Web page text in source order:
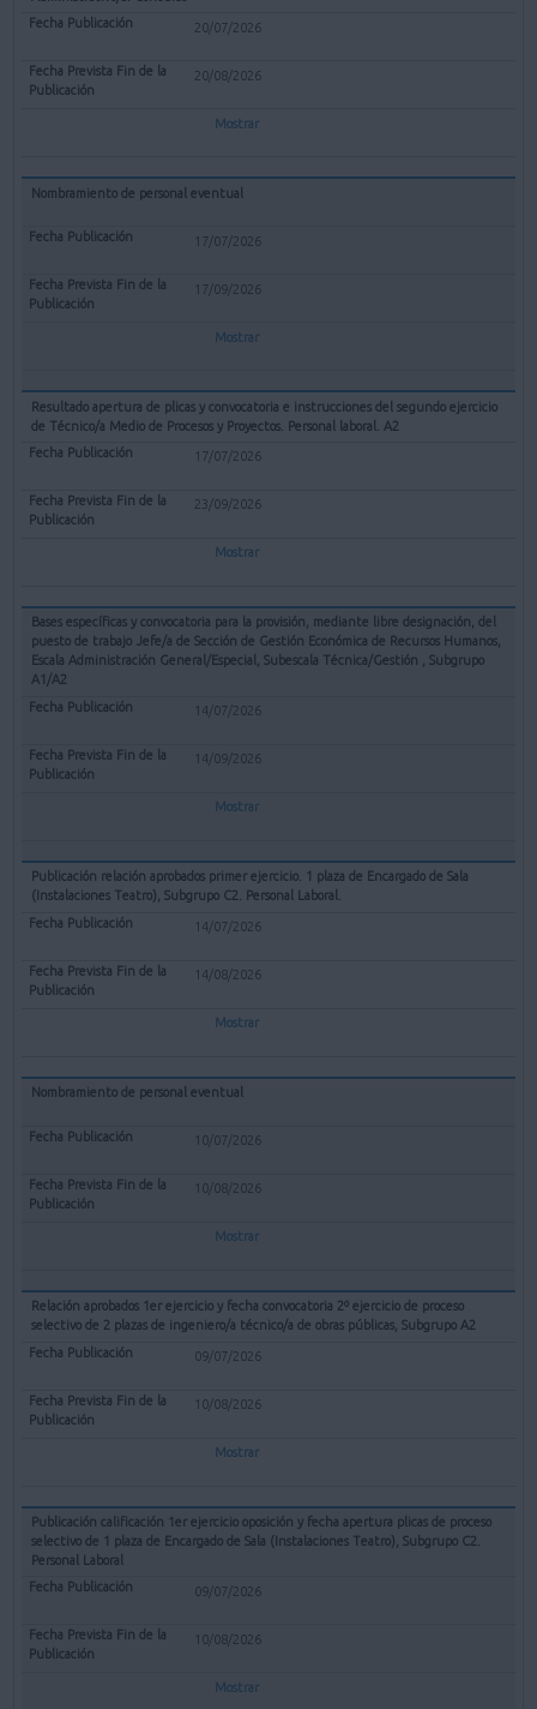
20/07/2026
20/08/2026
Mostrar
Nombramiento de personal eventual
17/07/2026
17/09/2026
Mostrar
Resultado apertura de plicas y convocatoria e instrucciones del segundo ejercicio
de Técnico/a Medio de Procesos y Proyectos. Personal laboral. A2
17/07/2026
23/09/2026
Mostrar
Bases específicas y convocatoria para la provisión, mediante libre designación, del
puesto de trabajo Jefe/a de Sección de Gestión Económica de Recursos Humanos,
Escala Administración General/Especial, Subescala Técnica/Gestión , Subgrupo
A1/A2
14/07/2026
14/09/2026
Mostrar
Publicación relación aprobados primer ejercicio. 1 plaza de Encargado de Sala
(Instalaciones Teatro), Subgrupo C2. Personal Laboral.
14/07/2026
14/08/2026
Mostrar
Nombramiento de personal eventual
10/07/2026
10/08/2026
Mostrar
Relación aprobados 1er ejercicio y fecha convocatoria 2º ejercicio de proceso
selectivo de 2 plazas de ingeniero/a técnico/a de obras públicas, Subgrupo A2
09/07/2026
10/08/2026
Mostrar
Publicación calificación 1er ejercicio oposición y fecha apertura plicas de proceso
selectivo de 1 plaza de Encargado de Sala (Instalaciones Teatro), Subgrupo C2.
Personal Laboral
09/07/2026
10/08/2026
Mostrar